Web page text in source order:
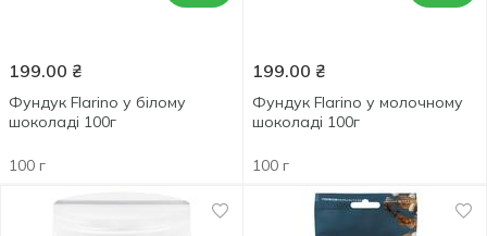
199.00 ₴
Фундук Flarino у білому
шоколаді 100г
100 г
199.00 ₴
Фундук Flarino у молочному
шоколаді 100г
100 г